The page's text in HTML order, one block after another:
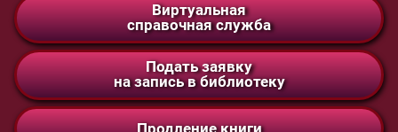
Виртуальная
справочная служба
Подать заявку
на запись в библиотеку